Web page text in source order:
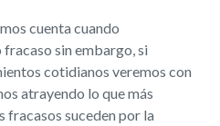
cuenta cuando
sin embargo, si
cotidianos veremos con
atrayendo lo que más
fracasos suceden por la